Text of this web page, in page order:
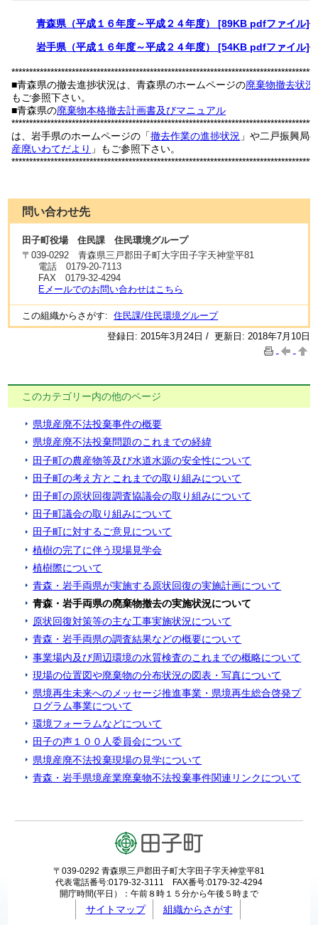
青森県（平成１６年度～平成２４年度） [89KB pdfファイル]
岩手県（平成１６年度～平成２４年度） [54KB pdfファイル]
**************************************************************************************
■青森県の撤去進捗状況は、青森県のホームページの廃棄物撤去状況
もご参照下さい。
■青森県の廃棄物本格撤去計画書及びマニュアル
は、岩手県のホームページの「撤去作業の進捗状況 」や二戸振興局
産廃いわてだより 」もご参照下さい。
**************************************************************************************
問い合わせ先
田子町役場 住民課 住民環境グループ
〒039-0292
青森県三戸郡田子町大字田子字天神堂平81
電話0179-20-7113
FAX0179-32-4294
Eメールでのお問い合わせはこちら
この組織からさがす:住民課/住民環境グループ
登録日: 2015年3月24日 / 更新日: 2018年7月10日
このカテゴリー内の他のページ
県境産廃不法投棄事件の概要
県境産廃不法投棄問題のこれまでの経緯
田子町の農産物等及び水道水源の安全性について
田子町の考え方とこれまでの取り組みについて
田子町の原状回復調査協議会の取り組みについて
田子町議会の取り組みについて
田子町に対するご意見について
植樹の完了に伴う現場見学会
植樹際について
青森・岩手両県が実施する原状回復の実施計画について
青森・岩手両県の廃棄物撤去の実施状況について
原状回復対策等の主な工事実施状況について
青森・岩手両県の調査結果などの概要について
事業場内及び周辺環境の水質検査のこれまでの概略について
現場の位置図や廃棄物の分布状況の図表・写真について
県境再生未来へのメッセージ推進事業・県境再生総合啓発プ
ログラム事業について
環境フォーラムなどについて
田子の声１００人委員会について
県境産廃不法投棄現場の見学について
青森・岩手県境産業廃棄物不法投棄事件関連リンクについて
〒039-0292 青森県三戸郡田子町大字田子字天神堂平81
代表電話番号:0179-32-3111 FAX番号:0179-32-4294
開庁時間(平日）：午前８時１５分から午後５時まで
サイトマップ 組織からさがす